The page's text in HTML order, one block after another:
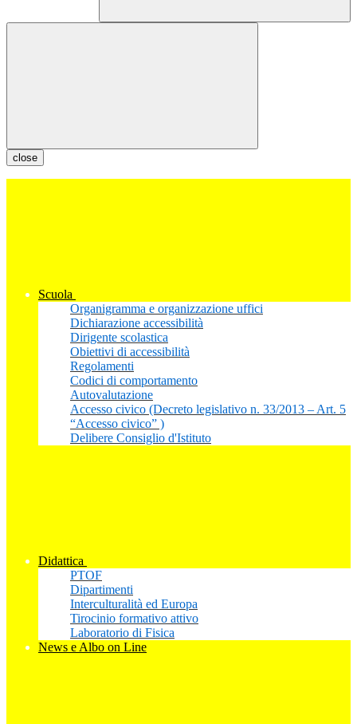
close
Scuola
Organigramma e organizzazione uffici
Dichiarazione accessibilità
Dirigente scolastica
Obiettivi di accessibilità
Regolamenti
Codici di comportamento
Autovalutazione
Accesso civico (Decreto legislativo n. 33/2013 – Art. 5
“Accesso civico” )
Delibere Consiglio d'Istituto
Didattica
PTOF
Dipartimenti
Interculturalità ed Europa
Tirocinio formativo attivo
Laboratorio di Fisica
News e Albo on Line